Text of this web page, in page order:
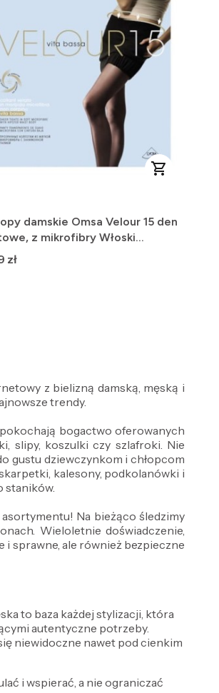
damskie Omsa Velour 15 den
z mikrofibry Włoski
zł
z bielizną damską, męską i
trendy.
bogactwo oferowanych
slipy, koszulki czy szlafroki. Nie
gustu dziewczynkom i chłopcom
kalesony, podkolanówki i
staników.
Na bieżąco śledzimy
Wieloletnie doświadczenie,
i sprawne, ale również bezpieczne
to baza każdej stylizacji, która
autentyczne potrzeby.
niewidoczne nawet pod cienkim
i wspierać, a nie ograniczać